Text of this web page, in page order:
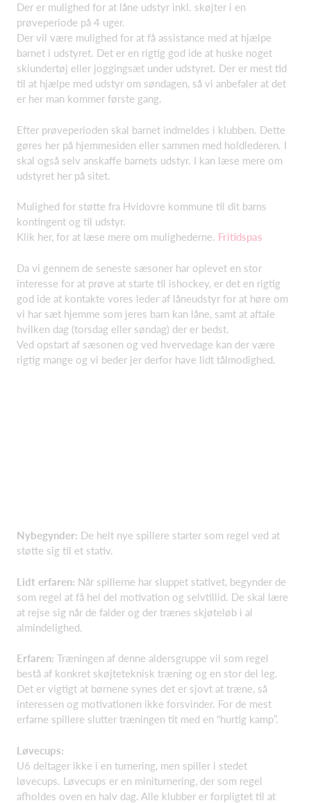
Der er mulighed for at låne udstyr inkl. skøjter i en
prøveperiode på 4 uger.
Der vil være mulighed for at få assistance med at hjælpe
barnet i udstyret. Det er en rigtig god ide at huske noget
skiundertøj eller joggingsæt under udstyret. Der er mest tid
til at hjælpe med udstyr om søndagen, så vi anbefaler at det
er her man kommer første gang.
Efter prøveperioden skal barnet indmeldes i klubben. Dette
gøres her på hjemmesiden eller sammen med holdlederen. I
skal også selv anskaffe barnets udstyr. I kan læse mere om
udstyret her på sitet.
Mulighed for støtte fra Hvidovre kommune til dit barns
kontingent og til udstyr.
Klik her, for at læse mere om mulighederne. Fritidspas
Da vi gennem de seneste sæsoner har oplevet en stor
interesse for at prøve at starte til ishockey, er det en rigtig
god ide at kontakte vores leder af låneudstyr for at høre om
vi har sæt hjemme som jeres barn kan låne, samt at aftale
hvilken dag (torsdag eller søndag) der er bedst.
Ved opstart af sæsonen og ved hvervedage kan der være
rigtig mange og vi beder jer derfor have lidt tålmodighed.
Nybegynder: De helt nye spillere starter som regel ved at
støtte sig til et stativ.
Lidt erfaren: Når spillerne har sluppet stativet, begynder de
som regel at få hel del motivation og selvtillid. De skal lære
at rejse sig når de falder og der trænes skjøteløb i al
almindelighed.
Erfaren: Træningen af denne aldersgruppe vil som regel
bestå af konkret skøjteteknisk træning og en stor del leg.
Det er vigtigt at børnene synes det er sjovt at træne, så
interessen og motivationen ikke forsvinder. For de mest
erfarne spillere slutter træningen tit med en “hurtig kamp”.
Løvecups:
U6 deltager ikke i en turnering, men spiller i stedet
løvecups. Løvecups er en miniturnering, der som regel
afholdes oven en halv dag. Alle klubber er forpligtet til at